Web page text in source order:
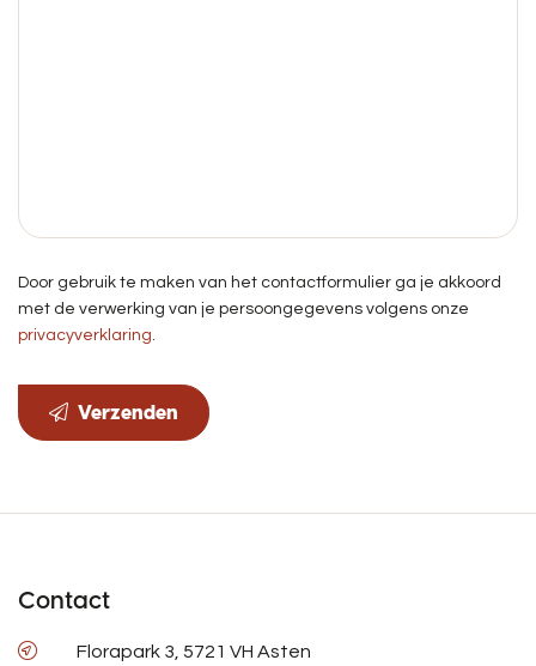
Door gebruik te maken van het contactformulier ga je akkoord
met de verwerking van je persoongegevens volgens onze
privacyverklaring.
Verzenden
Contact
Florapark 3, 5721 VH Asten